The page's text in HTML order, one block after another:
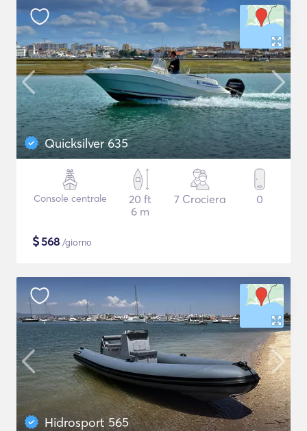
Quicksilver 635
Console centrale
20 ft
6 m
7 Crociera 0
$568 /giorno
Hidrosport 565